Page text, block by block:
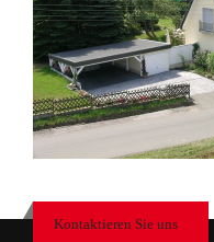
Kontaktieren Sie uns